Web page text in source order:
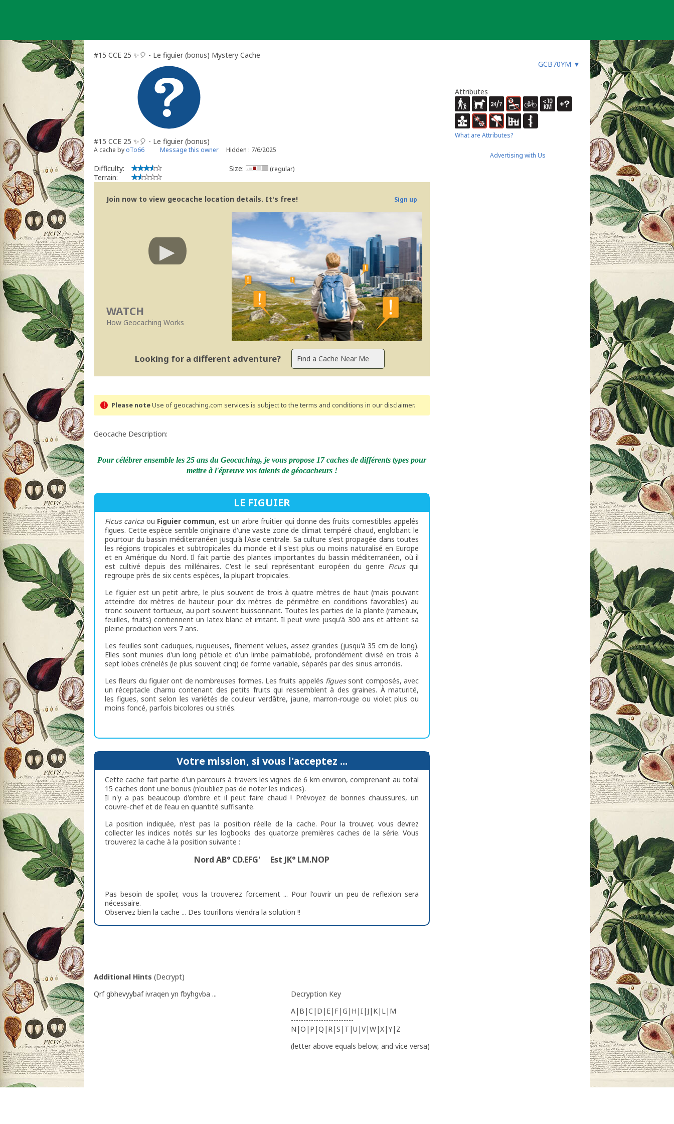
#15 CCE 25 ✨🎈 - Le figuier (bonus) Mystery Cache
GCB70YM ▼
#15 CCE 25 ✨🎈 - Le figuier (bonus)
A cache by oTo66 Message this owner Hidden : 7/6/2025
Difficulty:
Terrain:
Size: (regular)
Join now to view geocache location details. It's free! Sign up
WATCH
How Geocaching Works
Looking for a different adventure?
Please noteUse of geocaching.com services is subject to the terms and conditions in our disclaimer.
Geocache Description:
Pour célébrer ensemble les 25 ans du Geocaching, je vous propose 17 caches de différents types pour
mettre à l'épreuve vos talents de géocacheurs !
LE FIGUIER
Ficus carica ou Figuier commun, est un arbre fruitier qui donne des fruits comestibles appelés
figues. Cette espèce semble originaire d'une vaste zone de climat tempéré chaud, englobant le
pourtour du bassin méditerranéen jusqu'à l'Asie centrale. Sa culture s'est propagée dans toutes
les régions tropicales et subtropicales du monde et il s'est plus ou moins naturalisé en Europe
et en Amérique du Nord. Il fait partie des plantes importantes du bassin méditerranéen, où il
est cultivé depuis des millénaires. C'est le seul représentant européen du genre Ficusqui
regroupe près de six cents espèces, la plupart tropicales.
Le figuier est un petit arbre, le plus souvent de trois à quatre mètres de haut (mais pouvant
atteindre dix mètres de hauteur pour dix mètres de périmètre en conditions favorables) au
tronc souvent tortueux, au port souvent buissonnant. Toutes les parties de la plante (rameaux,
feuilles, fruits) contiennent un latex blanc et irritant. Il peut vivre jusqu'à 300 ans et atteint sa
pleine production vers 7 ans.
Les feuilles sont caduques, rugueuses, finement velues, assez grandes (jusqu'à 35 cm de long).
Elles sont munies d'un long pétiole et d'un limbe palmatilobé, profondément divisé en trois à
sept lobes crénelés (le plus souvent cinq) de forme variable, séparés par des sinus arrondis.
Les fleurs du figuier ont de nombreuses formes. Les fruits appelés figuessont composés, avec
un réceptacle charnu contenant des petits fruits qui ressemblent à des graines. À maturité,
les figues, sont selon les variétés de couleur verdâtre, jaune, marron-rouge ou violet plus ou
moins foncé, parfois bicolores ou striés.
Votre mission, si vous l'acceptez ...
Cette cache fait partie d'un parcours à travers les vignes de 6 km environ, comprenant au total
15 caches dont une bonus (n'oubliez pas de noter les indices).
Il n'y a pas beaucoup d'ombre et il peut faire chaud ! Prévoyez de bonnes chaussures, un
couvre-chef et de l'eau en quantité suffisante.
La position indiquée, n'est pas la position réelle de la cache. Pour la trouver, vous devrez
collecter les indices notés sur les logbooks des quatorze premières caches de la série. Vous
trouverez la cache à la position suivante :
Nord AB° CD.EFG' Est JK° LM.NOP
Pas besoin de spoiler, vous la trouverez forcement ... Pour l'ouvrir un peu de reflexion sera
nécessaire.
Observez bien la cache ... Des tourillons viendra la solution !!
Additional Hints (Decrypt)
Qrf gbhevyybaf ivraqen yn fbyhgvba ...
Decryption Key
A|B|C|D|E|F|G|H|I|J|K|L|M
-------------------------
N|O|P|Q|R|S|T|U|V|W|X|Y|Z
(letter above equals below, and vice versa)
Attributes
What are Attributes?
Advertising with Us